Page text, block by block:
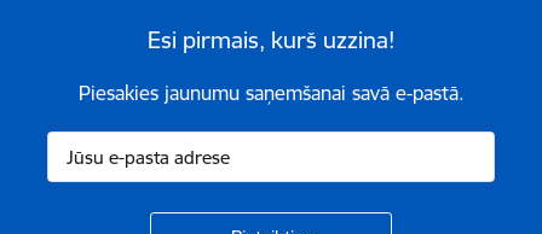
Esi pirmais, kurš uzzina!
Piesakies jaunumu saņemšanai savā e-pastā.